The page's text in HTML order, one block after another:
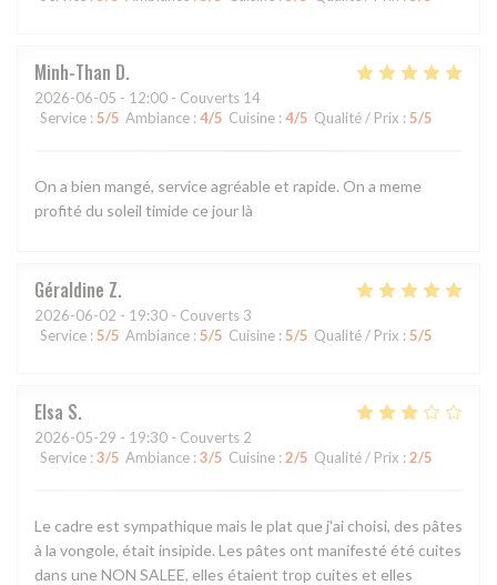
Minh-Than D
2026-06-05 - 12:00 - Couverts 14
Service : 5/5 Ambiance : 4/5 Cuisine : 4/5 Qualité / Prix : 5/5
On a bien mangé, service agréable et rapide. On a meme
profité du soleil timide ce jour là
Géraldine Z
2026-06-02 - 19:30 - Couverts 3
Service : 5/5 Ambiance : 5/5 Cuisine : 5/5 Qualité / Prix : 5/5
Elsa S
2026-05-29 - 19:30 - Couverts 2
Service : 3/5 Ambiance : 3/5 Cuisine : 2/5 Qualité / Prix : 2/5
Le cadre est sympathique mais le plat que j'ai choisi, des pâtes
à la vongole, était insipide. Les pâtes ont manifesté été cuites
dans une NON SALEE, elles étaient trop cuites et elles